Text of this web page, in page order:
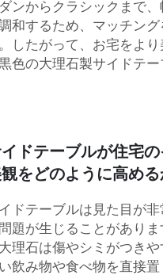
ンからクラシックまで
和するため、マッチング
したがって、お宅をより
色の大理石製サイドテ
ドテーブルが住宅の
をどのように高め
ドテーブルは見た目が非
題が生じることがあり
理石は傷やシミがつきや
飲み物や食べ物を直接置